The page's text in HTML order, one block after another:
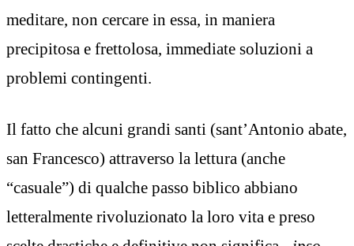
meditare, non cercare in essa, in maniera
precipitosa e frettolosa, immediate soluzioni a
problemi contingenti.
Il fatto che alcuni grandi santi (sant’Antonio abate,
san Francesco) attraverso la lettura (anche
“casuale”) di qualche passo biblico abbiano
letteralmente rivoluzionato la loro vita e preso